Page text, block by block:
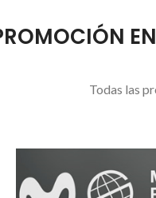
Todas las